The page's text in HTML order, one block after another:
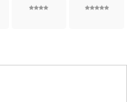
4 étoiles
5 étoiles